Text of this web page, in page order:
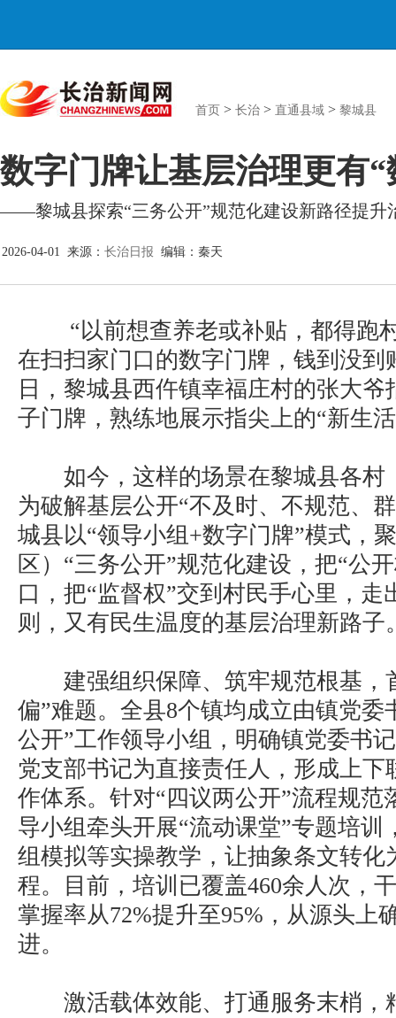
首页 > 长治 > 直通县域 > 黎城县
数字门牌让基层治理更有“
——黎城县探索“三务公开”规范化建设新路径提升
2026-04-01 来源： 长治日报 编辑：秦天
“以前想查养老或补贴，都得跑
在扫扫家门口的数字门牌，钱到没到
日，黎城县西仵镇幸福庄村的张大
子门牌，熟练地展示指尖上的“新生
如今，这样的场景在黎城县各村
为破解基层公开“不及时、不规范、
城县以“领导小组+数字门牌”模式，
区）“三务公开”规范化建设，把“公
口，把“监督权”交到村民手心里，走
则，又有民生温度的基层治理新路子
建强组织保障、筑牢规范根基，
偏”难题。全县8个镇均成立由镇党委
公开”工作领导小组，明确镇党委书
党支部书记为直接责任人，形成上下
作体系。针对“四议两公开”流程规范
导小组牵头开展“流动课堂”专题培训
组模拟等实操教学，让抽象条文转化
程。目前，培训已覆盖460余人次，
掌握率从72%提升至95%，从源头上
进。
激活载体效能、打通服务末梢，